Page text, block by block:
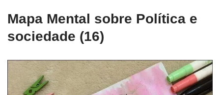
Mapa Mental sobre Política e
sociedade (16)